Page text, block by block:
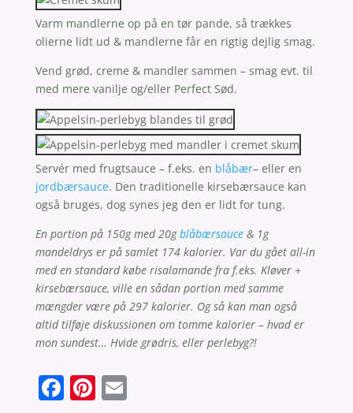
Varm mandlerne op på en tør pande, så trækkes
olierne lidt ud & mandlerne får en rigtig dejlig smag.
Vend grød, creme & mandler sammen – smag evt. til
med mere vanilje og/eller Perfect Sød.
Servér med frugtsauce – f.eks. en blåbær– eller en
jordbærsauce. Den traditionelle kirsebærsauce kan
også bruges, dog synes jeg den er lidt for tung.
En portion på 150g med 20gblåbærsauce& 1g
mandeldrys er på samlet 174 kalorier. Var du gået all-in
med en standard købe risalamande fra f.eks. Kløver +
kirsebærsauce, ville en sådan portion med samme
mængder være på 297 kalorier. Og så kan man også
altid tilføje diskussionen om tomme kalorier – hvad er
mon sundest… Hvide grødris, eller perlebyg?!
F Pi E